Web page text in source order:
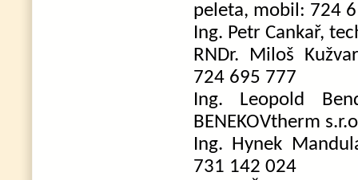
peleta, mobil: 724
Ing. Petr Cankař,
RNDr. Miloš
724 695 777
Ing. Leopold
BENEKOVtherm
Ing. Hynek
731 142 024